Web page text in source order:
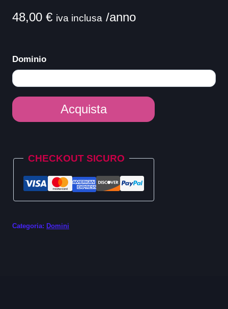
48,00 € iva inclusa /anno
Dominio
Dominio
.la
Acquista
CHECKOUT SICURO
Categoria: Domini